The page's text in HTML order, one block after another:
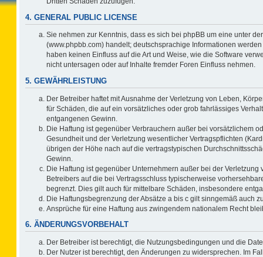
4. GENERAL PUBLIC LICENSE
Sie nehmen zur Kenntnis, dass es sich bei phpBB um eine unter der
(www.phpbb.com) handelt; deutschsprachige Informationen
haben keinen Einfluss auf die Art und Weise, wie die Software
nicht untersagen oder auf Inhalte fremder Foren Einfluss nehmen.
5. GEWÄHRLEISTUNG
Der Betreiber haftet mit Ausnahme der Verletzung von Leben,
für Schäden, die auf ein vorsätzliches oder grob fahrlässiges
entgangenen Gewinn.
Die Haftung ist gegenüber Verbrauchern außer bei vorsätzlichem
Gesundheit und der Verletzung wesentlicher Vertragspflichten
übrigen der Höhe nach auf die vertragstypischen
Gewinn.
Die Haftung ist gegenüber Unternehmern außer bei der
Betreibers auf die bei Vertragsschluss typischerweise
begrenzt. Dies gilt auch für mittelbare Schäden, insbesondere
Die Haftungsbegrenzung der Absätze a bis c gilt sinngemäß auch
Ansprüche für eine Haftung aus zwingendem nationalem Recht
6. ÄNDERUNGSVORBEHALT
Der Betreiber ist berechtigt, die Nutzungsbedingungen und die
Der Nutzer ist berechtigt, den Änderungen zu widersprechen. Im